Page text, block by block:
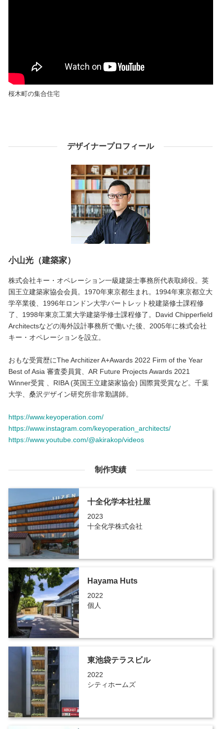
桜木町の集合住宅
デザイナープロフィール
小山光（建築家）
株式会社キー・オペレーション一級建築士事務所代表取締役。英
国王立建築家協会会員。1970年東京都生まれ。1994年東京都立大
学卒業後、1996年ロンドン大学バートレット校建築修士課程修
了、1998年東京工業大学建築学修士課程修了。David Chipperfield
Architectsなどの海外設計事務所で働いた後、2005年に株式会社
キー・オペレーションを設立。
おもな受賞歴にThe Architizer A+Awards 2022 Firm of the Year
Best of Asia 審査委員賞、AR Future Projects Awards 2021
Winner受賞 、RIBA (英国王立建築家協会) 国際賞受賞など。千葉
大学、桑沢デザイン研究所非常勤講師。
https://www.keyoperation.com/
https://www.instagram.com/keyoperation_architects/
https://www.youtube.com/@akirakop/videos
制作実績
十全化学本社社屋
2023
十全化学株式会社
Hayama Huts
2022
個人
東池袋テラスビル
2022
シティホームズ